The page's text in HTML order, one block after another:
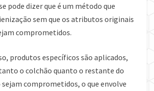
pode dizer que é um método que
sem que os atributos originais
comprometidos.
produtos específicos são aplicados,
o colchão quanto o restante do
comprometidos, o que envolve